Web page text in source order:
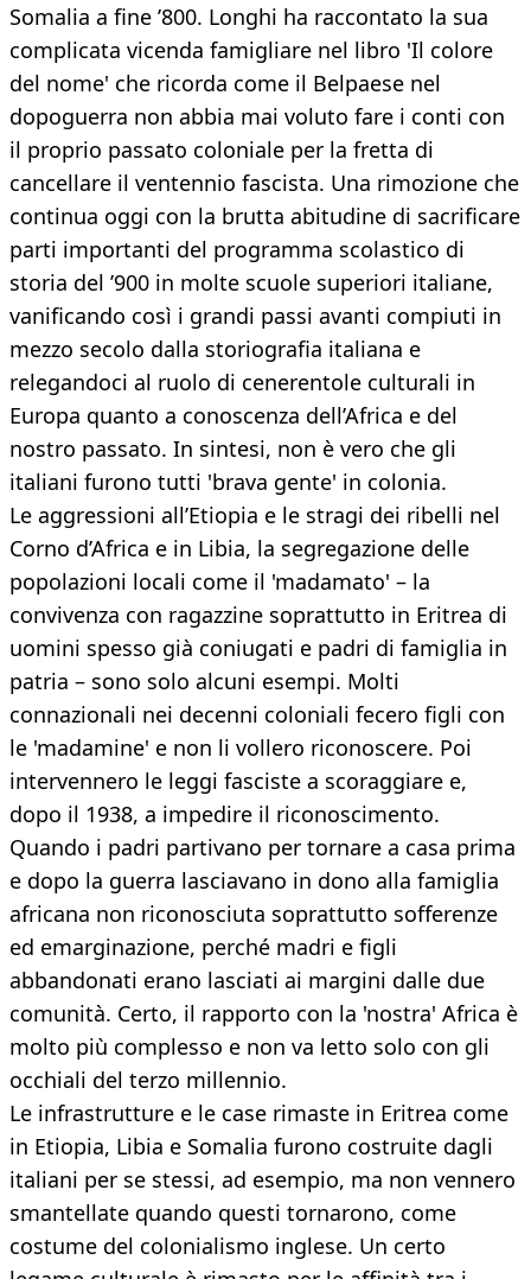
Somalia a fine ’800. Longhi ha raccontato la sua
complicata vicenda famigliare nel libro 'Il colore
del nome' che ricorda come il Belpaese nel
dopoguerra non abbia mai voluto fare i conti con
il proprio passato coloniale per la fretta di
cancellare il ventennio fascista. Una rimozione che
continua oggi con la brutta abitudine di sacrificare
parti importanti del programma scolastico di
storia del ’900 in molte scuole superiori italiane,
vanificando così i grandi passi avanti compiuti in
mezzo secolo dalla storiografia italiana e
relegandoci al ruolo di cenerentole culturali in
Europa quanto a conoscenza dell’Africa e del
nostro passato. In sintesi, non è vero che gli
italiani furono tutti 'brava gente' in colonia.
Le aggressioni all’Etiopia e le stragi dei ribelli nel
Corno d’Africa e in Libia, la segregazione delle
popolazioni locali come il 'madamato' – la
convivenza con ragazzine soprattutto in Eritrea di
uomini spesso già coniugati e padri di famiglia in
patria – sono solo alcuni esempi. Molti
connazionali nei decenni coloniali fecero figli con
le 'madamine' e non li vollero riconoscere. Poi
intervennero le leggi fasciste a scoraggiare e,
dopo il 1938, a impedire il riconoscimento.
Quando i padri partivano per tornare a casa prima
e dopo la guerra lasciavano in dono alla famiglia
africana non riconosciuta soprattutto sofferenze
ed emarginazione, perché madri e figli
abbandonati erano lasciati ai margini dalle due
comunità. Certo, il rapporto con la 'nostra' Africa è
molto più complesso e non va letto solo con gli
occhiali del terzo millennio.
Le infrastrutture e le case rimaste in Eritrea come
in Etiopia, Libia e Somalia furono costruite dagli
italiani per se stessi, ad esempio, ma non vennero
smantellate quando questi tornarono, come
costume del colonialismo inglese. Un certo